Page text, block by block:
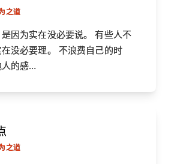
之道
因为实在没必要说。 有些人不
没必要理。 不浪费自己的时
人的感…
之道